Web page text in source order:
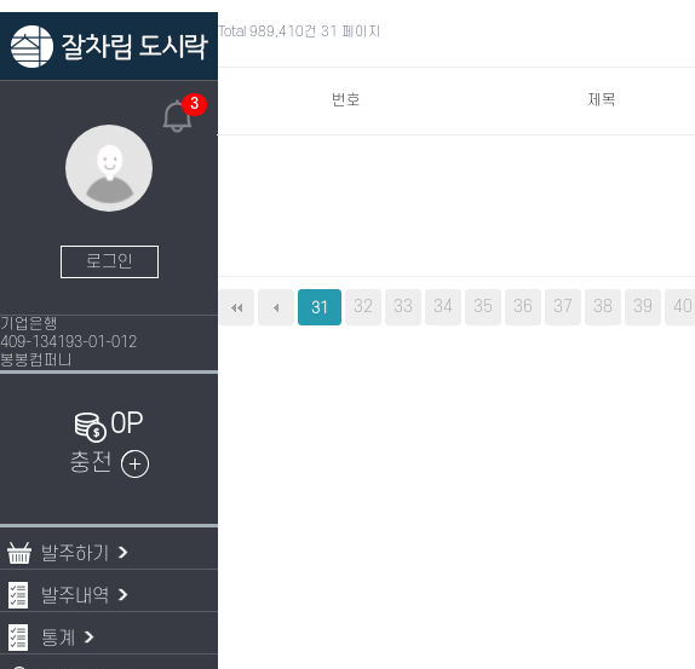
3
로그인
기업은행
409-134193-01-012
봉봉컴퍼니
0P
충전
발주하기
발주내역
통계
Total 989,410건 31 페이지
번호 제목
31 32 33 34 35 36 37 38 39 40